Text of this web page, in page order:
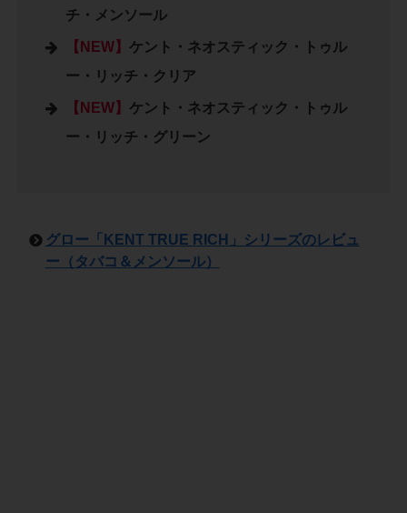
チ・メンソール
【NEW】ケント・ネオスティック・トゥル
ー・リッチ・クリア
【NEW】ケント・ネオスティック・トゥル
ー・リッチ・グリーン
グロー「KENT TRUE RICH」シリーズのレビュ
ー（タバコ＆メンソール）